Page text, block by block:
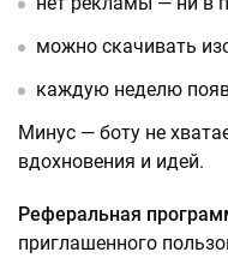
можно скачивать
каждую неделю
Минус — боту не
вдохновения и идей.
Реферальная
приглашенного